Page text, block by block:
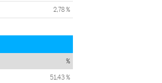
2,78 %
%
51,43 %